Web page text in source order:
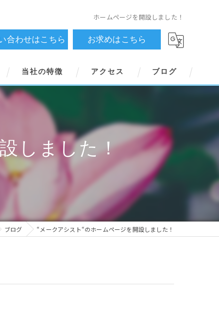
ホームページを開設しました！
合わせはこちら お求めはこちら
当社の特徴
横書き用
御祈念帳
オーダーメイド
アクセス ブログ
しました！
ブログ “メークアシスト“のホームページを開設しました！